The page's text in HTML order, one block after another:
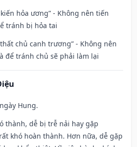
hỏa ương” - Không nên tiến
tránh bị hỏa tai
chủ canh trương” - Không nên
để tránh chủ sẽ phải làm lại
Hung.
thành, dễ bị trễ nải hay gặp
khó hoàn thành. Hơn nữa, dễ gặp